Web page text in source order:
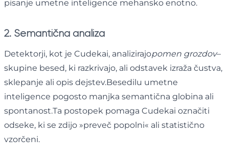
pisanje umetne inteligence mehansko enotno.
2. Semantična analiza
Detektorji, kot je Cudekai, analizirajopomen grozdov–
skupine besed, ki razkrivajo, ali odstavek izraža čustva,
sklepanje ali opis dejstev.Besedilu umetne
inteligence pogosto manjka semantična globina ali
spontanost.Ta postopek pomaga Cudekai označiti
odseke, ki se zdijo »preveč popolni« ali statistično
vzorčeni.